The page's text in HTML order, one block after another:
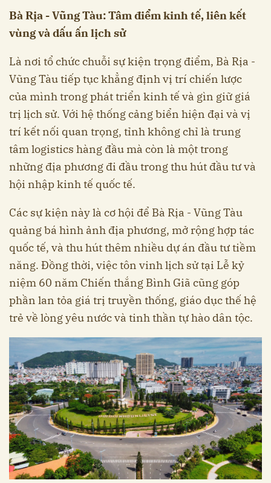
Bà Rịa - Vũng Tàu: Tâm điểm kinh tế, liên kết
vùng và dấu ấn lịch sử
Là nơi tổ chức chuỗi sự kiện trọng điểm, Bà Rịa -
Vũng Tàu tiếp tục khẳng định vị trí chiến lược
của mình trong phát triển kinh tế và gìn giữ giá
trị lịch sử. Với hệ thống cảng biển hiện đại và vị
trí kết nối quan trọng, tỉnh không chỉ là trung
tâm logistics hàng đầu mà còn là một trong
những địa phương đi đầu trong thu hút đầu tư và
hội nhập kinh tế quốc tế.
Các sự kiện này là cơ hội để Bà Rịa - Vũng Tàu
quảng bá hình ảnh địa phương, mở rộng hợp tác
quốc tế, và thu hút thêm nhiều dự án đầu tư tiềm
năng. Đồng thời, việc tôn vinh lịch sử tại Lễ kỷ
niệm 60 năm Chiến thắng Bình Giã cũng góp
phần lan tỏa giá trị truyền thống, giáo dục thế hệ
trẻ về lòng yêu nước và tinh thần tự hào dân tộc.